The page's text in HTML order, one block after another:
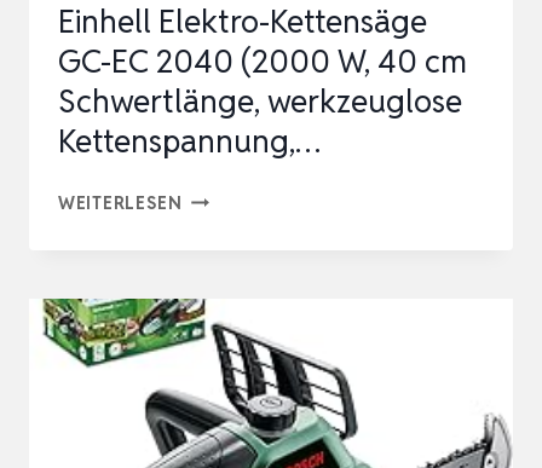
…
Einhell Elektro-Kettensäge
GC-EC 2040 (2000 W, 40 cm
Schwertlänge, werkzeuglose
Kettenspannung,…
WEITERLESEN EINHELL
GC-
EC
2040
(2000
W,